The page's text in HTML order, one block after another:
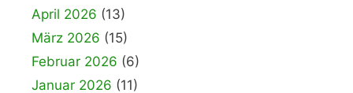
April 2026 (13)
März 2026 (15)
Februar 2026 (6)
Januar 2026 (11)